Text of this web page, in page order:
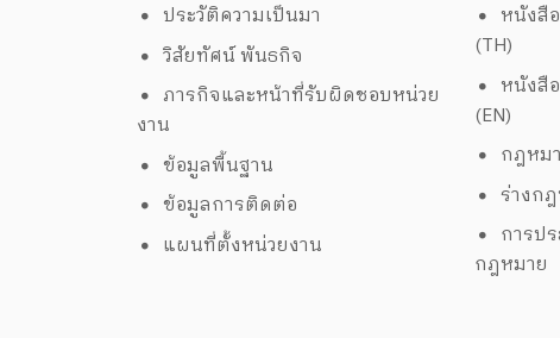
ประวัติความเป็นมา
วิสัยทัศน์ พันธกิจ
ภารกิจและหน้าที่รับผิดชอบหน่วย
งาน
ข้อมูลพื้นฐาน
ข้อมูลการติดต่อ
แผนที่ตั้งหน่วยงาน
หนังสื
(TH)
หนังสื
(EN)
กฎหม
ร่างก
การป
กฎหมาย